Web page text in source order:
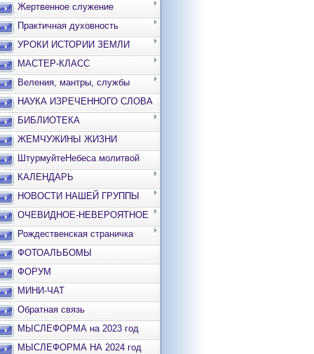
Жертвенное служение
Практичная духовность
УРОКИ ИСТОРИИ ЗЕМЛИ
МАСТЕР-КЛАСС
Веления, мантры, службы
НАУКА ИЗРЕЧЕННОГО СЛОВА
БИБЛИОТЕКА
ЖЕМЧУЖИНЫ ЖИЗНИ
ШтурмуйтеНебеса молитвой
КАЛЕНДАРЬ
НОВОСТИ НАШЕЙ ГРУППЫ
ОЧЕВИДНОЕ-НЕВЕРОЯТНОЕ
Рождественская страничка
ФОТОАЛЬБОМЫ
ФОРУМ
МИНИ-ЧАТ
Обратная связь
МЫСЛЕФОРМА на 2023 год
МЫСЛЕФОРМА НА 2024 год